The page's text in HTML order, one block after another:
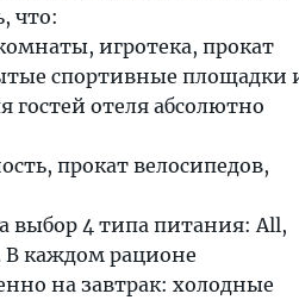
что:
игротека, прокат
спортивные площадки
гостей отеля абсолютно
прокат велосипедов,
выбор 4 типа питания: All,
В каждом рационе
на завтрак: холодные